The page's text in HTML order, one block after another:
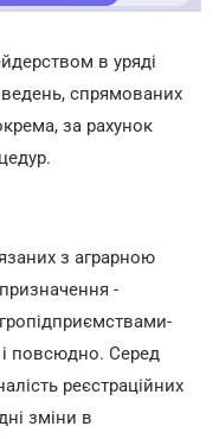
в уряді
спрямованих
за рахунок
з аграрною
-
повсюдно. Серед
реєстраційних
зміни в